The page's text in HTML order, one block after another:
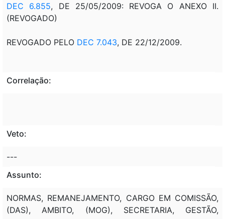
DEC 6.855, DE 25/05/2009: REVOGA O ANEXO II.
(REVOGADO)
REVOGADO PELO DEC 7.043, DE 22/12/2009.
Correlação:
Veto:
---
Assunto:
NORMAS, REMANEJAMENTO, CARGO EM COMISSÃO,
(DAS), AMBITO, (MOG), SECRETARIA, GESTÃO,